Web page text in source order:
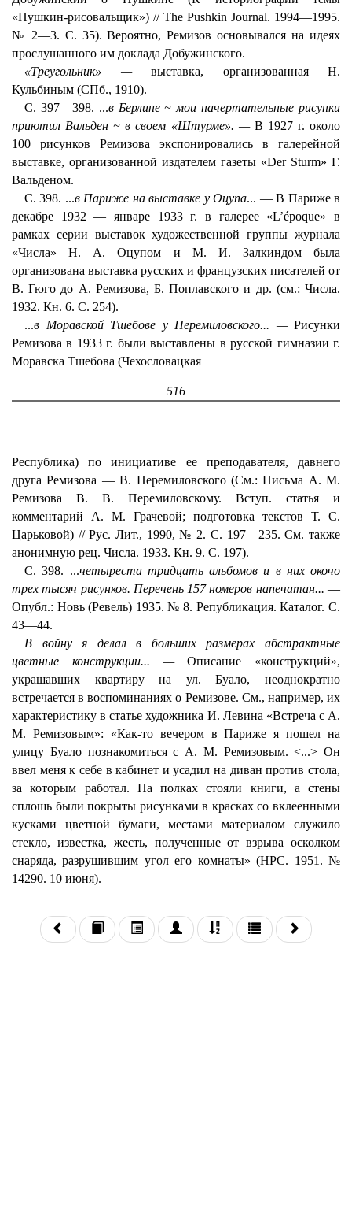
«Пушкин-рисовальщик») // The Pushkin Journal. 1994—1995.
№ 2—3. С. 35). Вероятно, Ремизов основывался на идеях
прослушанного им доклада Добужинского.
«Треугольник» — выставка, организованная Н.
Кульбиным (СПб., 1910).
С. 397—398. ...в Берлине ~ мои начертательные рисунки
приютил Вальден ~ в своем «Штурме». — В 1927 г. около
100 рисунков Ремизова экспонировались в галерейной
выставке, организованной издателем газеты «Der Sturm» Г.
Вальденом.
С. 398. ...в Париже на выставке у Оцупа... — В Париже в
декабре 1932 — январе 1933 г. в галерее «L’époque» в
рамках серии выставок художественной группы журнала
«Числа» Н. А. Оцупом и М. И. Залкиндом была
организована выставка русских и французских писателей от
В. Гюго до А. Ремизова, Б. Поплавского и др. (см.: Числа.
1932. Кн. 6. С. 254).
...в Моравской Тшебове у Перемиловского... — Рисунки
Ремизова в 1933 г. были выставлены в русской гимназии г.
Моравска Тшебова (Чехословацкая
516
Республика) по инициативе ее преподавателя, давнего
друга Ремизова — В. Перемиловского (См.: Письма А. М.
Ремизова В. В. Перемиловскому. Вступ. статья и
комментарий А. М. Грачевой; подготовка текстов Т. С.
Царьковой) // Рус. Лит., 1990, № 2. С. 197—235. См. также
анонимную рец. Числа. 1933. Кн. 9. С. 197).
С. 398. ...четыреста тридцать альбомов и в них окочо
трех тысяч рисунков. Перечень 157 номеров напечатан... —
Опубл.: Новь (Ревель) 1935. № 8. Републикация. Каталог. С.
43—44.
В войну я делал в больших размерах абстрактные
цветные конструкции... —Описание «конструкций»,
украшавших квартиру на ул. Буало, неоднократно
встречается в воспоминаниях о Ремизове. См., например, их
характеристику в статье художника И. Левина «Встреча с А.
М. Ремизовым»: «Как-то вечером в Париже я пошел на
улицу Буало познакомиться с А. М. Ремизовым. <...> Он
ввел меня к себе в кабинет и усадил на диван против стола,
за которым работал. На полках стояли книги, а стены
сплошь были покрыты рисунками в красках со вклеенными
кусками цветной бумаги, местами материалом служило
стекло, известка, жесть, полученные от взрыва осколком
снаряда, разрушившим угол его комнаты» (НРС. 1951. №
14290. 10 июня).